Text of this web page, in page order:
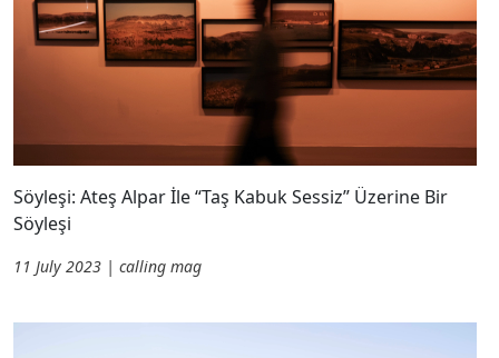
Söyleşi: Ateş Alpar İle “Taş Kabuk Sessiz” Üzerine Bir
Söyleşi
11 July 2023 | calling mag